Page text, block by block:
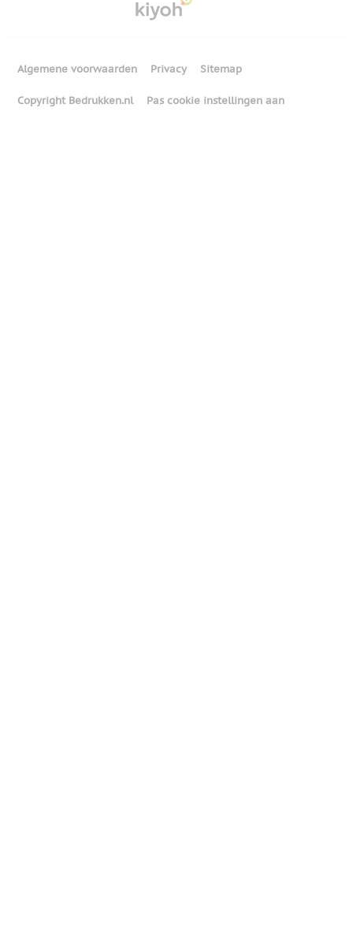
Algemene voorwaarden Privacy Sitemap
Copyright Bedrukken.nl Pas cookie instellingen aan